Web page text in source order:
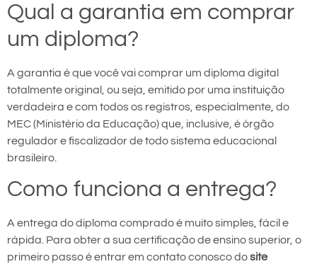
Qual a garantia em comprar
um diploma?
A garantia é que você vai comprar um diploma digital
totalmente original, ou seja, emitido por uma instituição
verdadeira e com todos os registros, especialmente, do
MEC (Ministério da Educação) que, inclusive, é órgão
regulador e fiscalizador de todo sistema educacional
brasileiro.
Como funciona a entrega?
A entrega do diploma comprado é muito simples, fácil e
rápida. Para obter a sua certificação de ensino superior, o
primeiro passo é entrar em contato conosco dosite